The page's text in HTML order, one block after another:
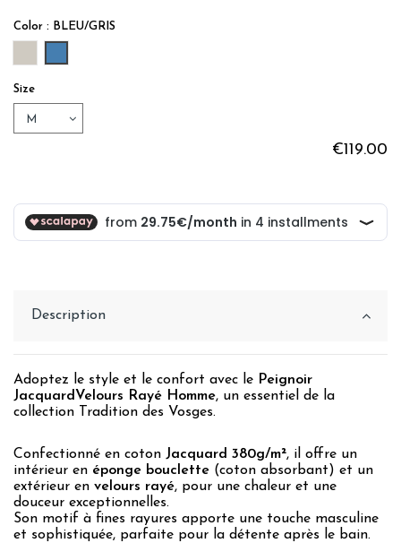
Color : BLEU/GRIS
Size
€119.00
Description
Adoptez le style et le confort avec le Peignoir
JacquardVelours Rayé Homme, un essentiel de la
collection Tradition des Vosges.
Confectionné en coton Jacquard 380g/m², il offre un
intérieur en éponge bouclette (coton absorbant) et un
extérieur en velours rayé, pour une chaleur et une
douceur exceptionnelles.
Son motif à fines rayures apporte une touche masculine
et sophistiquée, parfaite pour la détente après le bain.